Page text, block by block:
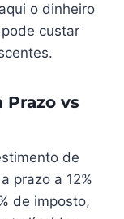
o dinheiro
custar
Prazo vs
de
prazo a 12%
de imposto,